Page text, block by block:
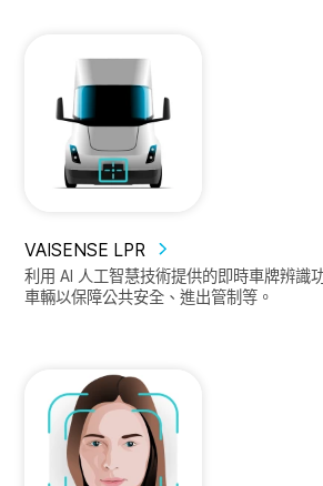
VAISENSE LPR
利用 AI 人工智慧技術提供的即時車牌辨識
車輛以保障公共安全、進出管制等。